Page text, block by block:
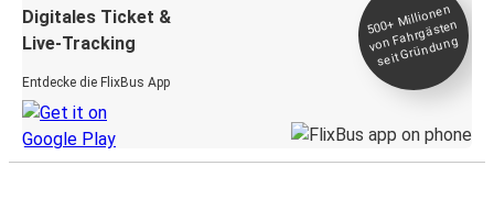
Digitales Ticket &
Live-Tracking
Entdecke die FlixBus App
500+
Millionen
von Fahrgästen
seit
Gründung